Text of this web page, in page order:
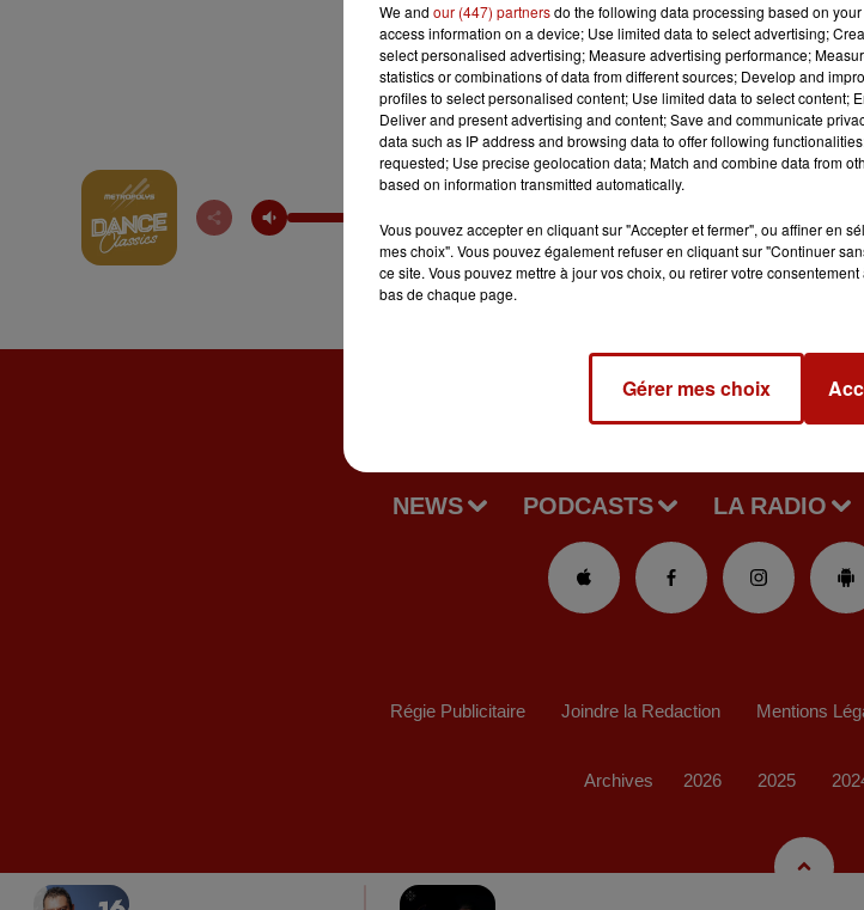
NEWS PODCASTS LA RADIO
Régie Publicitaire Joindre la Redaction Mentions
Archives 2026 2025
We and our (447) partnersdo the following data processing based on
access information on a device; Use limited data to select advertising;
select personalised advertising; Measure advertising performance;
statistics or combinations of data from different sources; Develop and
profiles to select personalised content; Use limited data to select content;
Deliver and present advertising and content; Save and communicate
data such as IP address and browsing data to offer following
requested; Use precise geolocation data; Match and combine data from
based on information transmitted automatically.
Vous pouvez accepter en cliquant sur "Accepter et fermer", ou affiner en
mes choix". Vous pouvez également refuser en cliquant sur "Continuer
ce site. Vous pouvez mettre à jour vos choix, ou retirer votre
bas de chaque page.
Gérer mes choix